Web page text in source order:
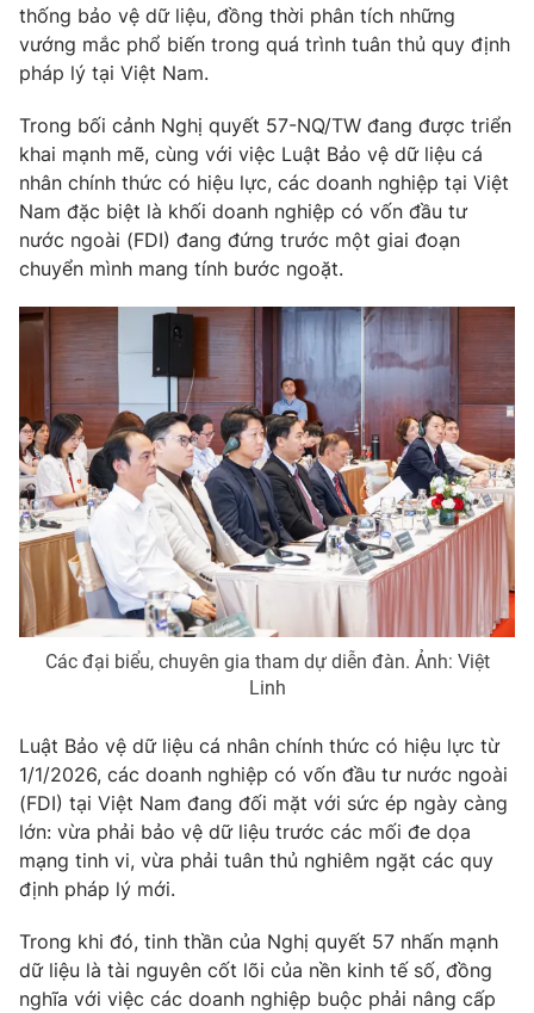
Tư vấn
Chuyên mục khác
Photo Infographic
Video Shorts video
VTV Money VTV Thể thao
VTV Sức khoẻ Bất động sản
Thị trường 24h Tấm lòng Việt
VTV4 Vươn mình bằng AI
VTV9 VTV8
Liên hệ tòa soạn English
THỜI BÁO VTV
Theo dõi báo trên
Cơ quan chủ quản:Đài Truyền hình Việt Nam
Cơ quan báo chí:Thời báo VTV
thống bảo vệ dữ liệu, đồng thời phân tích những
vướng mắc phổ biến trong quá trình tuân thủ quy định
pháp lý tại Việt Nam.
Trong bối cảnh Nghị quyết 57-NQ/TW đang được triển
khai mạnh mẽ, cùng với việc Luật Bảo vệ dữ liệu cá
nhân chính thức có hiệu lực, các doanh nghiệp tại Việt
Nam đặc biệt là khối doanh nghiệp có vốn đầu tư
nước ngoài (FDI) đang đứng trước một giai đoạn
chuyển mình mang tính bước ngoặt.
Các đại biểu, chuyên gia tham dự diễn đàn. Ảnh: Việt
Linh
Luật Bảo vệ dữ liệu cá nhân chính thức có hiệu lực từ
1/1/2026, các doanh nghiệp có vốn đầu tư nước ngoài
(FDI) tại Việt Nam đang đối mặt với sức ép ngày càng
lớn: vừa phải bảo vệ dữ liệu trước các mối đe dọa
mạng tinh vi, vừa phải tuân thủ nghiêm ngặt các quy
định pháp lý mới.
Trong khi đó, tinh thần của Nghị quyết 57 nhấn mạnh
dữ liệu là tài nguyên cốt lõi của nền kinh tế số, đồng
nghĩa với việc các doanh nghiệp buộc phải nâng cấp